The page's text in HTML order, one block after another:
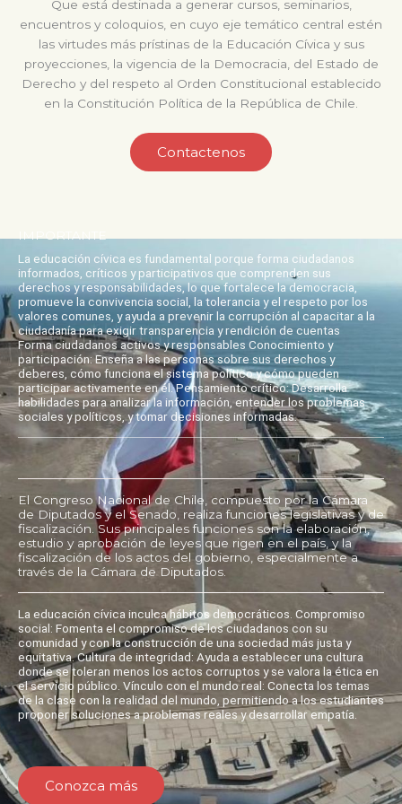
Que está destinada a generar cursos, seminarios,
encuentros y coloquios, en cuyo eje temático central estén
las virtudes más prístinas de la Educación Cívica y sus
proyecciones, la vigencia de la Democracia, del Estado de
Derecho y del respeto al Orden Constitucional establecido
en la Constitución Política de la República de Chile.
Contactenos
La educación cívica es fundamental porque forma ciudadanos
informados, críticos y participativos que comprenden sus
derechos y responsabilidades, lo que fortalece la democracia,
promueve la convivencia social, la tolerancia y el respeto por los
valores comunes, y ayuda a prevenir la corrupción al capacitar a la
ciudadanía para exigir transparencia y rendición de cuentas
Forma ciudadanos activos y responsables Conocimiento y
participación: Enseña a las personas sobre sus derechos y
deberes, cómo funciona el sistema político y cómo pueden
participar activamente en él. Pensamiento crítico: Desarrolla
habilidades para analizar la información, entender los problemas
sociales y políticos, y tomar decisiones informadas.
El Congreso Nacional de Chile, compuesto por la Cámara
de Diputados y el Senado, realiza funciones legislativas y de
fiscalización. Sus principales funciones son la elaboración,
estudio y aprobación de leyes que rigen en el país, y la
fiscalización de los actos del gobierno, especialmente a
través de la Cámara de Diputados.
La educación cívica inculca hábitos democráticos. Compromiso
social: Fomenta el compromiso de los ciudadanos con su
comunidad y con la construcción de una sociedad más justa y
equitativa. Cultura de integridad: Ayuda a establecer una cultura
donde se toleran menos los actos corruptos y se valora la ética en
el servicio público. Vínculo con el mundo real: Conecta los temas
de la clase con la realidad del mundo, permitiendo a los estudiantes
proponer soluciones a problemas reales y desarrollar empatía.
Conozca más